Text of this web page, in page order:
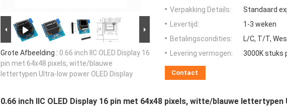
Grote Afbeelding : 0.66 inch IIC OLED Display 16
pin met 64x48 pixels, witte/blauwe
lettertypen Ultra-low power OLED Display
Verpakking Details:
Standaard
Levertijd:
1-3 weken
Betalingscondities:
L/C, T/T,
Levering vermogen:
3000K stuks
Contact
0.66 inch IIC OLED Display 16 pin met 64x48 pixels, witte/blauwe